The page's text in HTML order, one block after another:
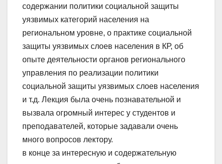
содержании политики социальной защиты
уязвимых категорий населения на
региональном уровне, о практике социальной
защиты уязвимых слоев населения в КР, об
опыте деятельности органов регионального
управления по реализации политики
социальной защиты уязвимых слоев населения
и т.д. Лекция была очень познавательной и
вызвала огромный интерес у студентов и
преподавателей, которые задавали очень
много вопросов лектору.
в конце за интересную и содержательную